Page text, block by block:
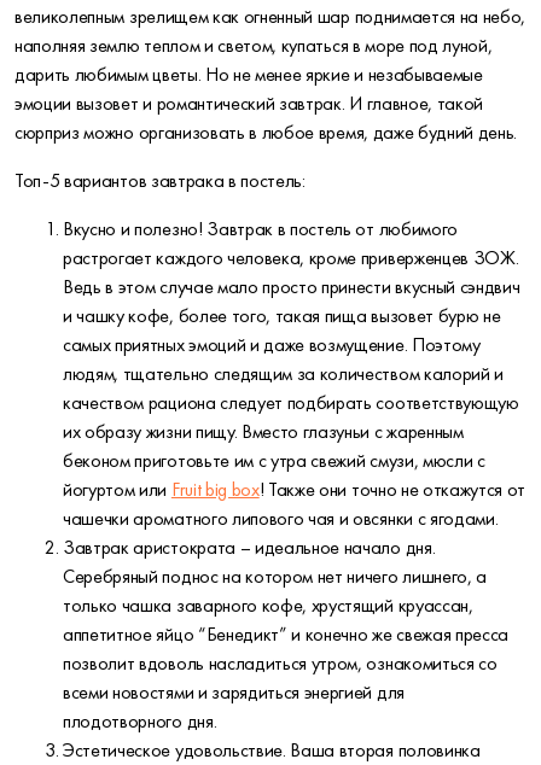
великолепным зрелищем как огненный шар поднимается на небо,
наполняя землю теплом и светом, купаться в море под луной,
дарить любимым цветы. Но не менее яркие и незабываемые
эмоции вызовет и романтический завтрак. И главное, такой
сюрприз можно организовать в любое время, даже будний день.
Топ-5 вариантов завтрака в постель:
Вкусно и полезно! Завтрак в постель от любимого
растрогает каждого человека, кроме приверженцев ЗОЖ.
Ведь в этом случае мало просто принести вкусный сэндвич
и чашку кофе, более того, такая пища вызовет бурю не
самых приятных эмоций и даже возмущение. Поэтому
людям, тщательно следящим за количеством калорий и
качеством рациона следует подбирать соответствующую
их образу жизни пищу. Вместо глазуньи с жаренным
беконом приготовьте им с утра свежий смузи, мюсли с
йогуртом или Fruit big box! Также они точно не откажутся от
чашечки ароматного липового чая и овсянки с ягодами.
Завтрак аристократа – идеальное начало дня.
Серебряный поднос на котором нет ничего лишнего, а
только чашка заварного кофе, хрустящий круассан,
аппетитное яйцо “Бенедикт” и конечно же свежая пресса
позволит вдоволь насладиться утром, ознакомиться со
всеми новостями и зарядиться энергией для
плодотворного дня.
Эстетическое удовольствие. Ваша вторая половинка